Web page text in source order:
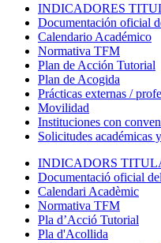
INDICADORES
Documentación oficial
Calendario Académico
Normativa TFM
Plan de Acción Tutorial
Plan de Acogida
Prácticas externas /
Movilidad
Instituciones con
Solicitudes académicas
INDICADORS
Documentació oficial
Calendari Acadèmic
Normativa TFM
Pla d’Acció Tutorial
Pla d'Acollida